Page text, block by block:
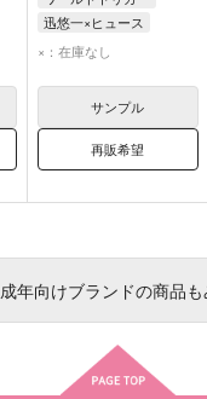
迅悠一×ヒュース
迅悠一
ヒュース
×：在庫なし
サンプル
再販希望
成年向けブランドの商品も